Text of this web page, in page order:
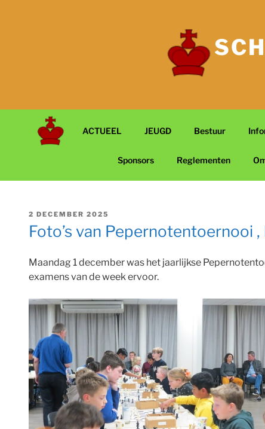
ACTUEEL JEUGD Bestuur
Sponsors Reglementen
GEPLAATST
OP
2 DECEMBER 2025
Foto’s van
Maandag 1 december was het jaarlijkse
examens van de week ervoor.